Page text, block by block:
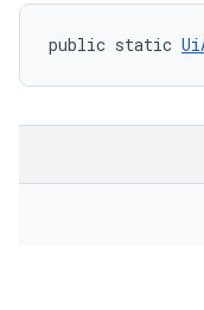
public static